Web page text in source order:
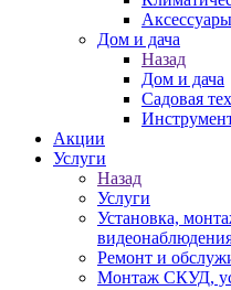
Дом и дача
Назад
Дом и дача
Садовая
Акции
Услуги
Назад
Услуги
Установка,
Ремонт и
Монтаж СКУД,